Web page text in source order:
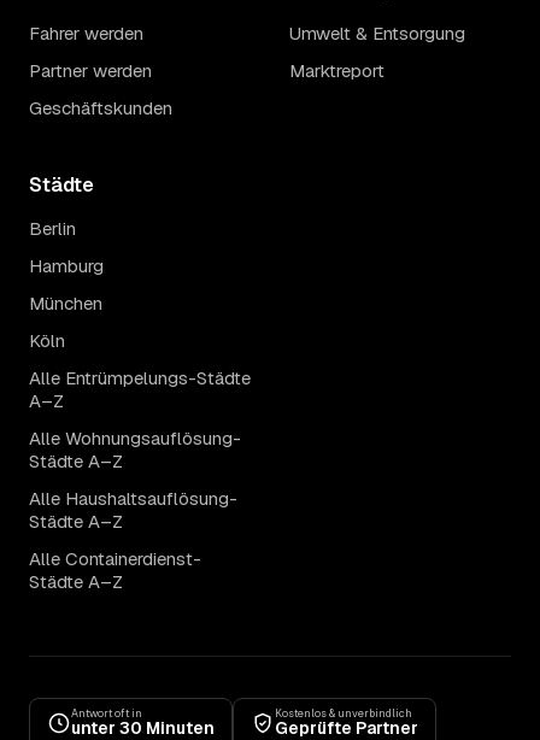
Fahrer werden
Partner werden
Geschäftskunden
Umwelt & Entsorgung
Marktreport
Städte
Berlin
Hamburg
München
Köln
Alle Entrümpelungs-Städte
A–Z
Alle Wohnungsauflösung-
Städte A–Z
Alle Haushaltsauflösung-
Städte A–Z
Alle Containerdienst-
Städte A–Z
Antwort oft in
unter 30 Minuten
Kostenlos & unverbindlich
Geprüfte Partner